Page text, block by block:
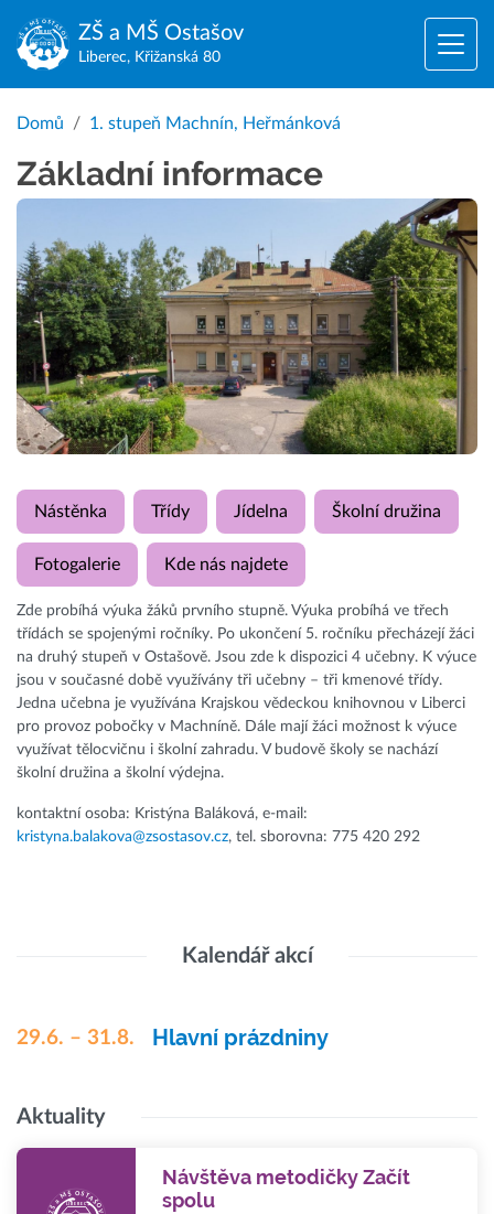
ZŠ a MŠ Ostašov
Liberec, Křižanská 80
Domů 1. stupeň Machnín, Heřmánková
Základní informace
Nástěnka Třídy Jídelna Školní družina
Fotogalerie Kde nás najdete
Zde probíhá výuka žáků prvního stupně. Výuka probíhá ve třech
třídách se spojenými ročníky. Po ukončení 5. ročníku přecházejí žáci
na druhý stupeň v Ostašově. Jsou zde k dispozici 4 učebny. K výuce
jsou v současné době využívány tři učebny – tři kmenové třídy.
Jedna učebna je využívána Krajskou vědeckou knihovnou v Liberci
pro provoz pobočky v Machníně. Dále mají žáci možnost k výuce
využívat tělocvičnu i školní zahradu. V budově školy se nachází
školní družina a školní výdejna.
kontaktní osoba: Kristýna Baláková, e-mail:
kristyna.balakova@zsostasov.cz, tel. sborovna: 775 420 292
Kalendář akcí
29.6. – 31.8. Hlavní prázdniny
Aktuality
Návštěva metodičky Začít
spolu